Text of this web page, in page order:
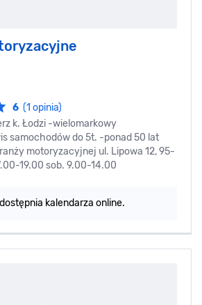
6 (1 opinia)
k. Łodzi -wielomarkowy
samochodów do 5t. -ponad 50 lat
motoryzacyjnej ul. Lipowa 12, 95-
19.00 sob. 9.00-14.00
kalendarza online.